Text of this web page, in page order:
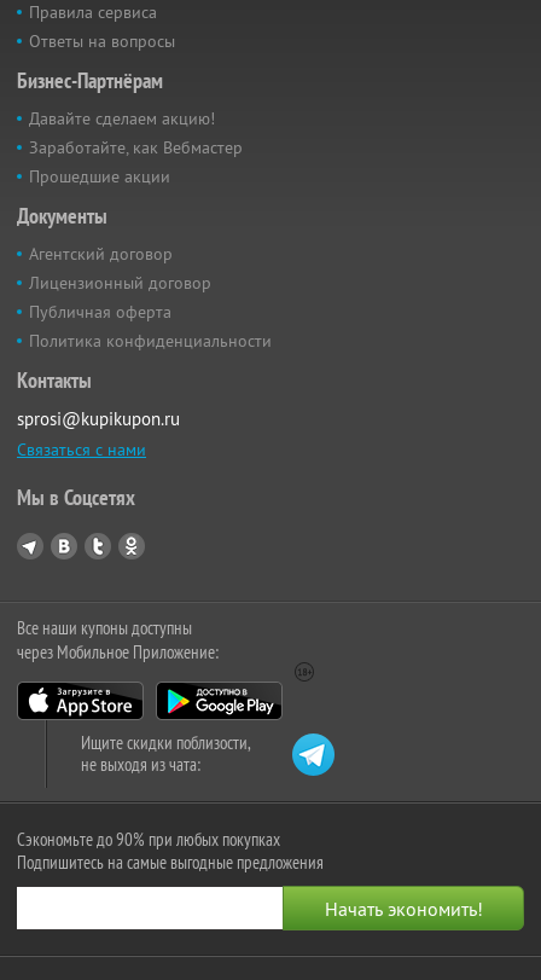
Правила сервиса
Ответы на вопросы
Бизнес-Партнёрам
Давайте сделаем акцию!
Заработайте, как Вебмастер
Прошедшие акции
Документы
Агентский договор
Лицензионный договор
Публичная оферта
Политика конфиденциальности
Контакты
sprosi@kupikupon.ru
Связаться с нами
Мы в Соцсетях
Все наши купоны доступны
через Мобильное Приложение:
Ищите скидки поблизости,
не выходя из чата:
Сэкономьте до 90% при любых покупках
Подпишитесь на самые выгодные предложения